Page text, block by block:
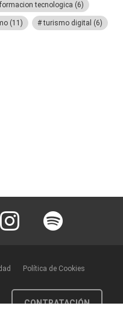
tecnologica (6)
(11) turismo digital (6)
Instagram Spotify
Política de Cookies
CONTRATACIÓN